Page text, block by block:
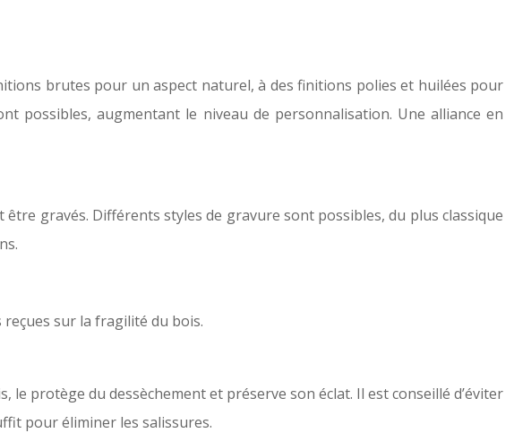
brutes pour un aspect naturel, à des finitions polies et huilées pour
possibles, augmentant le niveau de personnalisation. Une alliance en
gravés. Différents styles de gravure sont possibles, du plus classique
sur la fragilité du bois.
protège du dessèchement et préserve son éclat. Il est conseillé d’éviter
pour éliminer les salissures.